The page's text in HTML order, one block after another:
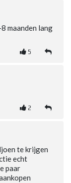
maanden lang
5
2
te krijgen
echt
paar